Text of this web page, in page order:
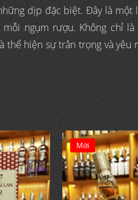
dịp đặc biệt. Đây là một
ngụm rượu. Không chỉ là
thể hiện sự trân trọng và yêu
Mới